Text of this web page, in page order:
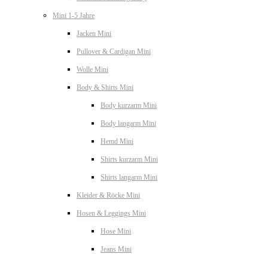
Mini 1-5 Jahre
Jacken Mini
Pullover & Cardigan Mini
Wolle Mini
Body & Shirts Mini
Body kurzarm Mini
Body langarm Mini
Hemd Mini
Shirts kurzarm Mini
Shirts langarm Mini
Kleider & Röcke Mini
Hosen & Leggings Mini
Hose Mini
Jeans Mini